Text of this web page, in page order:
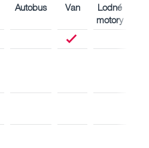
Autobus Van
Lodné
motory